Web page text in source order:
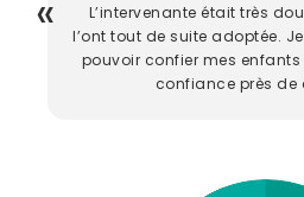
L’intervenante était très
l’ont tout de suite adoptée.
pouvoir confier mes
confiance près de